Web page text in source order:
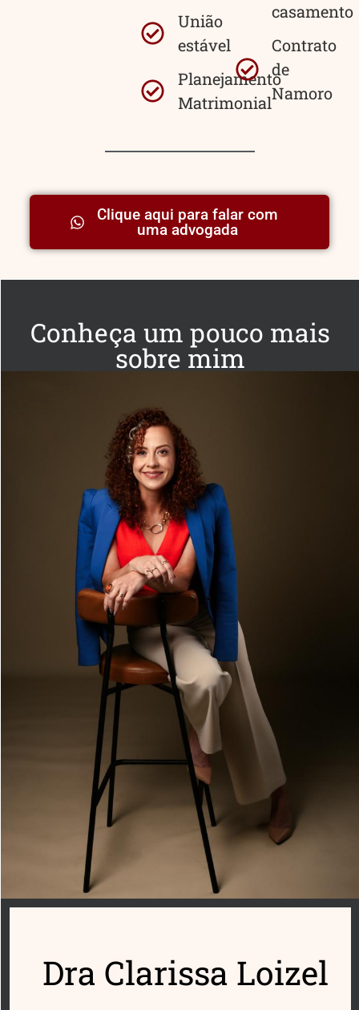
União
estável
Planejamento
Matrimonial
casamento
Contrato
de
Namoro
Clique aqui para falar com
uma advogada
Conheça um pouco mais
sobre mim
Dra Clarissa Loizel